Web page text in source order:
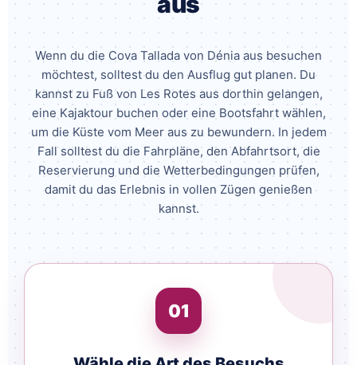
Wenn du die Cova Tallada von Dénia aus besuchen
möchtest, solltest du den Ausflug gut planen. Du
kannst zu Fuß von Les Rotes aus dorthin gelangen,
eine Kajaktour buchen oder eine Bootsfahrt wählen,
um die Küste vom Meer aus zu bewundern. In jedem
Fall solltest du die Fahrpläne, den Abfahrtsort, die
Reservierung und die Wetterbedingungen prüfen,
damit du das Erlebnis in vollen Zügen genießen
kannst.
01